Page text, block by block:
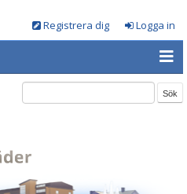
Logga in
Registrera dig